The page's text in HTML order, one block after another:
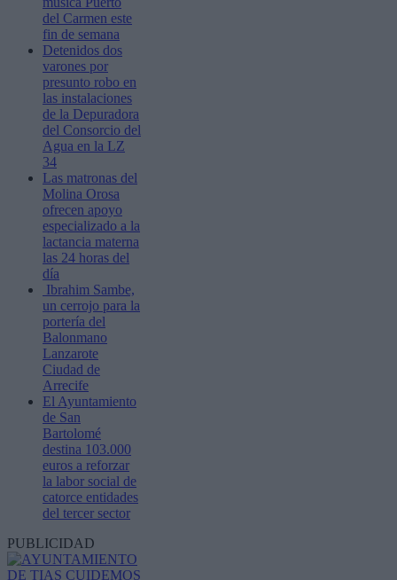
del Carmen este
fin de semana
Detenidos dos
varones por
presunto robo en
las instalaciones
de la Depuradora
del Consorcio del
Agua en la LZ
34
Las matronas del
Molina Orosa
ofrecen apoyo
especializado a la
lactancia materna
las 24 horas del
día
Ibrahim Sambe,
un cerrojo para la
portería del
Balonmano
Lanzarote
Ciudad de
Arrecife
El Ayuntamiento
de San
Bartolomé
destina 103.000
euros a reforzar
la labor social de
catorce entidades
del tercer sector
PUBLICIDAD